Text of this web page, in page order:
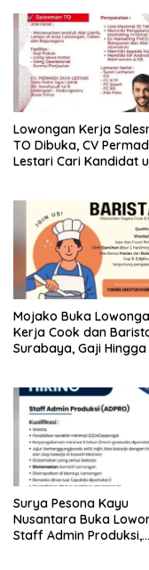
Lowongan Kerja
TO Dibuka, CV
Lestari Cari Kandidat
Mojako Buka
Kerja Cook dan
Surabaya, Gaji Hingga
Surya Pesona Kayu
Nusantara Buka
Staff Admin Produksi,